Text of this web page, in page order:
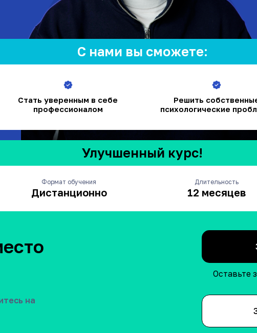
Длительность
12 месяцев
Формат обучения
Дистанционно
на
Оставьте
Стать уверенным в себе
профессионалом
Решить
психологические
С нами вы сможете:
Улучшенный курс!